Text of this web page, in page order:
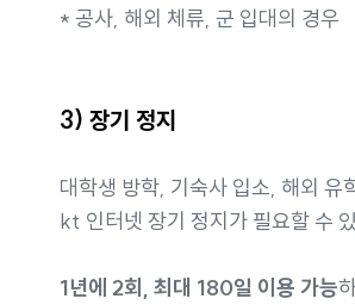
* 공사, 해외 체류, 군 입대의 경우
3) 장기 정지
대학생 방학, 기숙사 입소, 해외 유
kt 인터넷 장기 정지가 필요할 수
1년에 2회, 최대 180일 이용 가능